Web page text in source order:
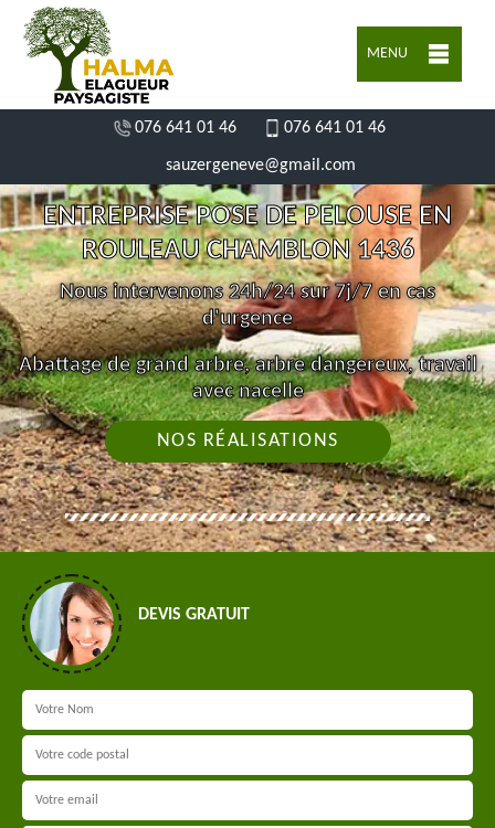
MENU
076 641 01 46 076 641 01 46
sauzergeneve@gmail.com
ENTREPRISE POSE DE PELOUSE EN
ROULEAU CHAMBLON 1436
Nous intervenons 24h/24 sur 7j/7 en cas
d'urgence
Abattage de grand arbre, arbre dangereux, travail
avec nacelle
NOS RÉALISATIONS
DEVIS GRATUIT